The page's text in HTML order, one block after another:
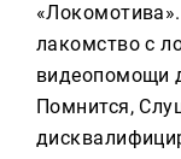
лакомство с
видеопомощи
Помнится,